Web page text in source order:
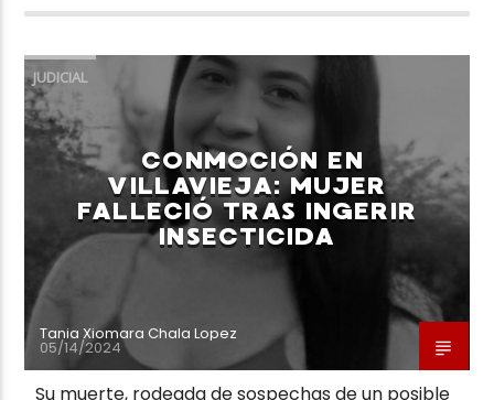
JUDICIAL
CONMOCIÓN EN
VILLAVIEJA: MUJER
FALLECIÓ TRAS INGERIR
INSECTICIDA
Tania Xiomara Chala Lopez
05/14/2024
Su muerte, rodeada de sospechas de un posible